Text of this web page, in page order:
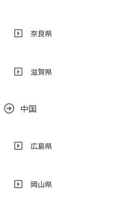
奈良県
滋賀県
中国
広島県
岡山県